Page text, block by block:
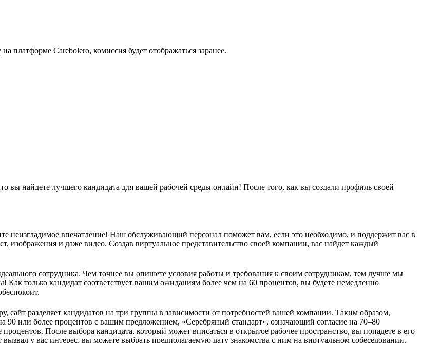
платформе Carebolero, комиссия будет отображаться заранее.
найдете лучшего кандидата для вашей рабочей среды онлайн! После того, как вы создали профиль своей
неизгладимое впечатление! Наш обслуживающий персонал поможет вам, если это необходимо, и поддержит вас в
изображения и даже видео. Создав виртуальное представительство своей компании, вас найдет каждый
сотрудника. Чем точнее вы опишете условия работы и требования к своим сотрудникам, тем лучше мы
только кандидат соответствует вашим ожиданиям более чем на 60 процентов, вы будете немедленно
разделяет кандидатов на три группы в зависимости от потребностей вашей компании. Таким образом,
90 или более процентов с вашим предложением, «Серебряный стандарт», означающий согласие на 70–80
После выбора кандидата, который может вписаться в открытое рабочее пространство, вы попадете в его
у вас интерес, вы можете выбрать предполагаемую дату знакомства с ним на виртуальном собеседовании.